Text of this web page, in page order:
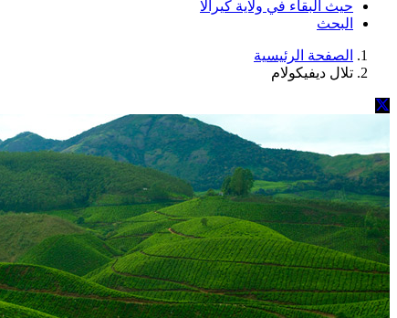
حيث البقاء في ولاية كيرالا
البحث
الصفحة الرئيسية
تلال ديفيكولام